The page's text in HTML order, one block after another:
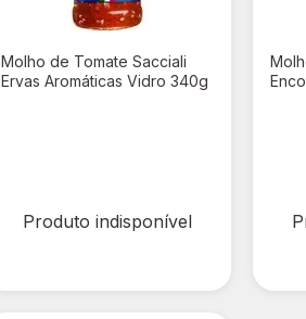
Molho de Tomate Sacciali
Ervas Aromáticas Vidro 340g
Produto indisponível